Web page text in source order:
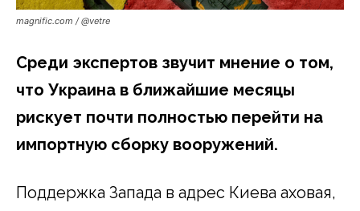
magnific.com / @vetre
Среди экспертов звучит мнение о том,
что Украина в ближайшие месяцы
рискует почти полностью перейти на
импортную сборку вооружений.
Поддержка Запада в адрес Киева аховая,